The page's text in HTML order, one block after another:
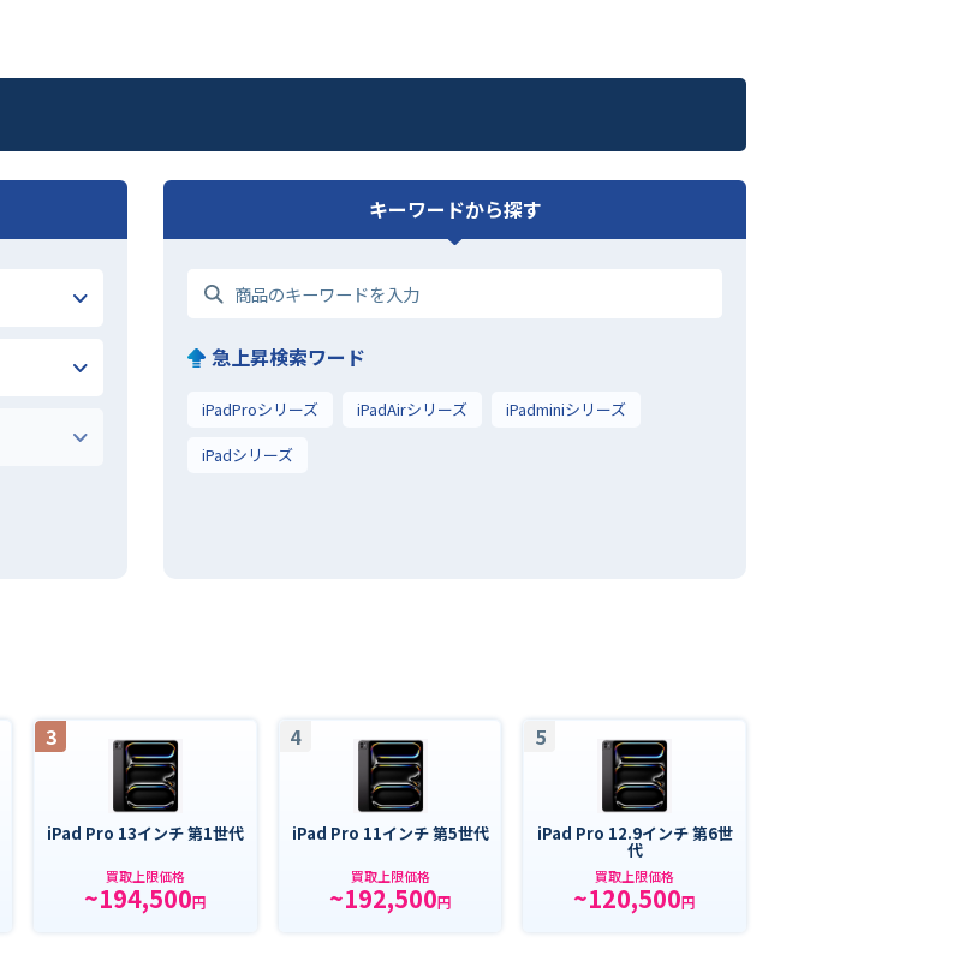
キーワードから探す
急上昇検索ワード
iPadProシリーズ iPadAirシリーズ
iPadminiシリーズ
iPadシリーズ
3
iPad Pro 13インチ 第1世代
買取上限価格
~194,500円
4
iPad Pro 11インチ 第5世代
買取上限価格
~192,500円
5
iPad Pro 12.9インチ 第6世
代
買取上限価格
~120,500円